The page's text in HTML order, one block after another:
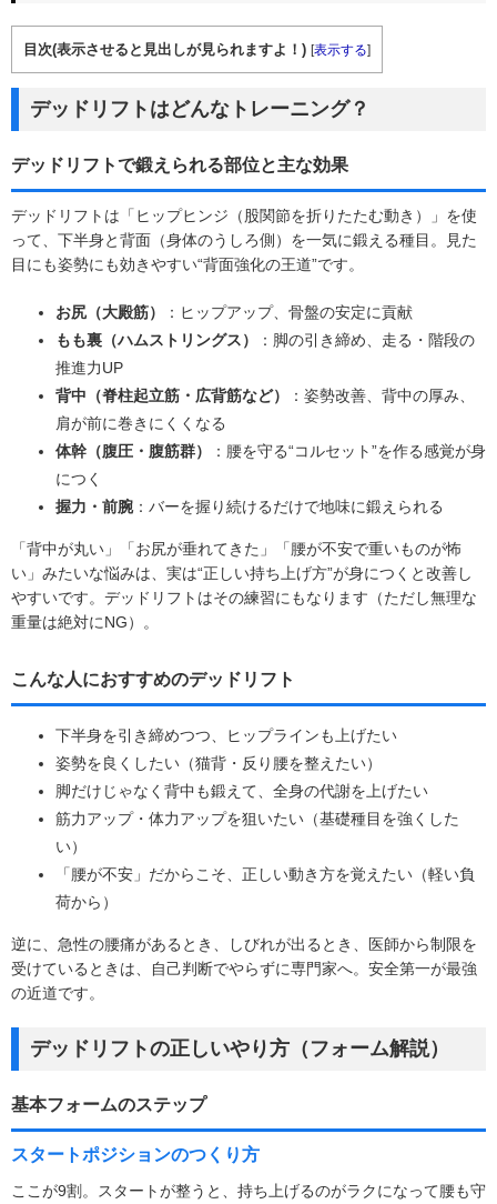
目次(表示させると見出しが見られますよ！) [表示する]
デッドリフトはどんなトレーニング？
デッドリフトで鍛えられる部位と主な効果
デッドリフトは「ヒップヒンジ（股関節を折りたたむ動き）」を使
って、下半身と背面（身体のうしろ側）を一気に鍛える種目。見た
目にも姿勢にも効きやすい“背面強化の王道”です。
お尻（大殿筋）
：ヒップアップ、骨盤の安定に貢献
もも裏（ハムストリングス）
：脚の引き締め、走る・階段の
推進力UP
背中（脊柱起立筋・広背筋など）
：姿勢改善、背中の厚み、
肩が前に巻きにくくなる
体幹（腹圧・腹筋群）
：腰を守る“コルセット”を作る感覚が身
につく
握力・前腕：バーを握り続けるだけで地味に鍛えられる
「背中が丸い」「お尻が垂れてきた」「腰が不安で重いものが怖
い」みたいな悩みは、実は“正しい持ち上げ方”が身につくと改善し
やすいです。デッドリフトはその練習にもなります（ただし無理な
重量は絶対にNG）。
こんな人におすすめのデッドリフト
下半身を引き締めつつ、ヒップラインも上げたい
姿勢を良くしたい（猫背・反り腰を整えたい）
脚だけじゃなく背中も鍛えて、全身の代謝を上げたい
筋力アップ・体力アップを狙いたい（基礎種目を強くした
い）
「腰が不安」だからこそ、正しい動き方を覚えたい（軽い負
荷から）
逆に、急性の腰痛があるとき、しびれが出るとき、医師から制限を
受けているときは、自己判断でやらずに専門家へ。安全第一が最強
の近道です。
デッドリフトの正しいやり方（フォーム解説）
基本フォームのステップ
スタートポジションのつくり方
ここが9割。スタートが整うと、持ち上げるのがラクになって腰も守